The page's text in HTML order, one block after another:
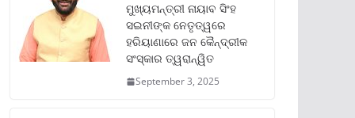
ମୁଖ୍ୟମନ୍ତ୍ରୀ ନାୟାବ ସିଂହ
ସଇନୀଙ୍କ ନେତୃତ୍ୱରେ
ହରିୟାଣାରେ ଜନ କୈନ୍ଦ୍ରୀକ
ସଂସ୍କାର ତ୍ୱରାନ୍ୱିତ
September 3, 2025